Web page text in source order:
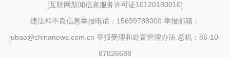
[互联网新闻信息服务许可证10120180010]
违法和不良信息举报电话：15699788000 举报邮箱：
jubao@chinanews.com.cn 举报受理和处置管理办法 总机：86-10-
87826688